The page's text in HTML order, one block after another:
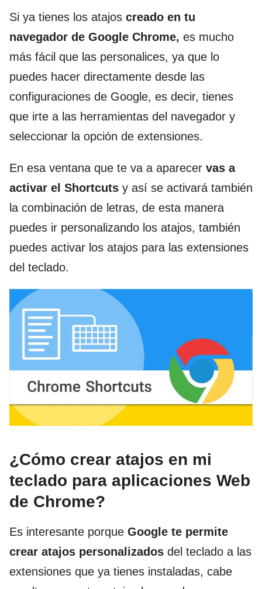
Si ya tienes los atajos creado en tu
navegador de Google Chrome, es mucho
más fácil que las personalices, ya que lo
puedes hacer directamente desde las
configuraciones de Google, es decir, tienes
que irte a las herramientas del navegador y
seleccionar la opción de extensiones.
En esa ventana que te va a aparecer vas a
activar el Shortcuts y así se activará también
la combinación de letras, de esta manera
puedes ir personalizando los atajos, también
puedes activar los atajos para las extensiones
del teclado.
¿Cómo crear atajos en mi
teclado para aplicaciones Web
de Chrome?
Es interesante porque Google te permite
crear atajos personalizados del teclado a las
extensiones que ya tienes instaladas, cabe